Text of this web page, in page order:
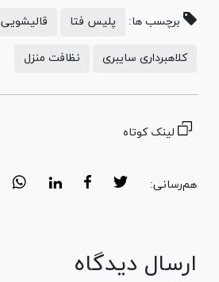
برچسب ها: پلیس فتا قالیشویی
کلاهبرداری سایبری نظافت منزل
لینک کوتاه
هم‌رسانی:
ارسال دیدگاه